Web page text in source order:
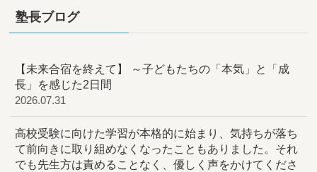
塾長ブログ
【未来合宿を終えて】 ～子どもたちの「本気」と「成
長」を感じた2日間
2026.07.31
高校受験に向けた学習が本格的に始まり、気持ちが落ち
て前向きに取り組めなくなったこともありました。それ
でも先生方は責めることなく、優しく声をかけてくださ